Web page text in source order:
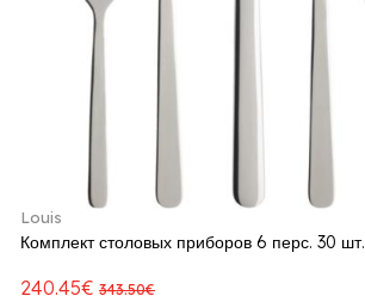
Louis
Комплект столовых приборов 6 перс. 30 шт.
240.45€ 343.50€